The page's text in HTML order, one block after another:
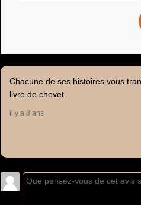
Chacune de ses histoires vous
livre de chevet.
il y a 8 ans